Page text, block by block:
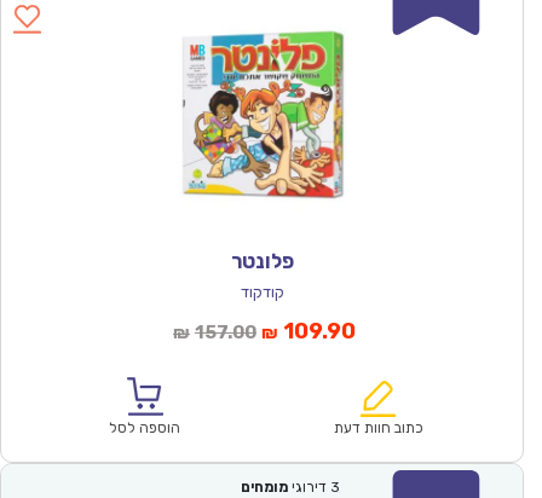
פלונטר
קודקוד
₪ 157.00המחיר
₪157.00.
₪ 109.90המחיר
הוא:
כתוב חוות דעת הוספה לסל
3 דירוגי מומחים